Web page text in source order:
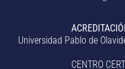
Universidad Pablo de
CENTRO